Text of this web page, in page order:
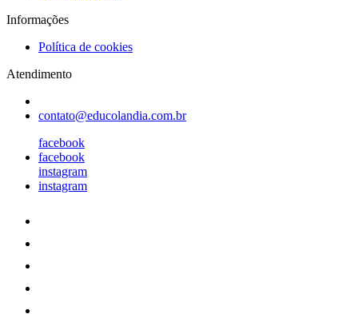
Informações
Política de cookies
Atendimento
contato@educolandia.com.br
facebook
facebook
instagram
instagram